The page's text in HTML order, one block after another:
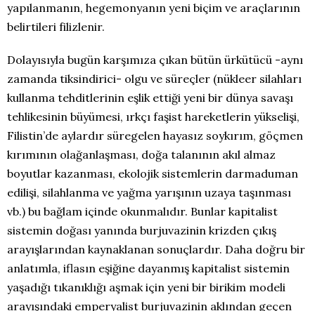
yapılanmanın, hegemonyanın yeni biçim ve araçlarının
belirtileri filizlenir.
Dolayısıyla bugün karşımıza çıkan bütün ürkütücü -aynı
zamanda tiksindirici- olgu ve süreçler (nükleer silahları
kullanma tehditlerinin eşlik ettiği yeni bir dünya savaşı
tehlikesinin büyümesi, ırkçı faşist hareketlerin yükselişi,
Filistin’de aylardır süregelen hayasız soykırım, göçmen
kırımının olağanlaşması, doğa talanının akıl almaz
boyutlar kazanması, ekolojik sistemlerin darmaduman
edilişi, silahlanma ve yağma yarışının uzaya taşınması
vb.) bu bağlam içinde okunmalıdır. Bunlar kapitalist
sistemin doğası yanında burjuvazinin krizden çıkış
arayışlarından kaynaklanan sonuçlardır. Daha doğru bir
anlatımla, iflasın eşiğine dayanmış kapitalist sistemin
yaşadığı tıkanıklığı aşmak için yeni bir birikim modeli
arayışındaki emperyalist burjuvazinin aklından geçen